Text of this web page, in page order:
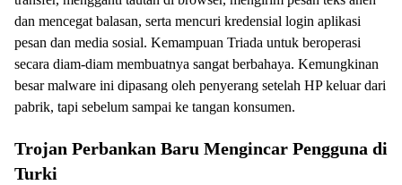
dan mencegat balasan, serta mencuri kredensial login aplikasi
pesan dan media sosial. Kemampuan Triada untuk beroperasi
secara diam-diam membuatnya sangat berbahaya. Kemungkinan
besar malware ini dipasang oleh penyerang setelah HP keluar dari
pabrik, tapi sebelum sampai ke tangan konsumen.
Trojan Perbankan Baru Mengincar Pengguna di
Turki